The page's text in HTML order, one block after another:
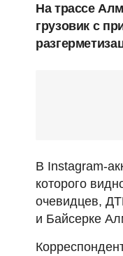
На трассе
грузовик с
В Instagram-
которого
очевидцев,
и Байсерке